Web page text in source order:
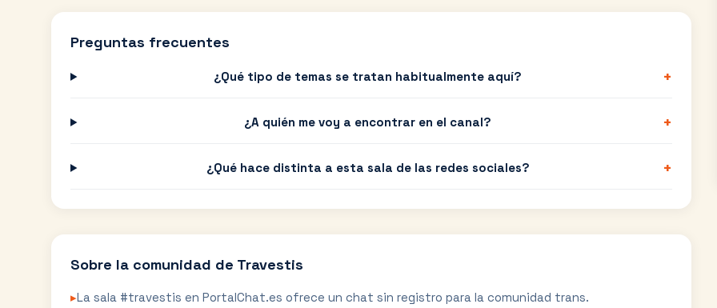
Preguntas frecuentes
¿Qué tipo de temas se tratan habitualmente aquí? +
¿A quién me voy a encontrar en el canal? +
¿Qué hace distinta a esta sala de las redes sociales? +
Sobre la comunidad de Travestis
▸La sala #travestis en PortalChat.es ofrece un chat sin registro para la comunidad trans.